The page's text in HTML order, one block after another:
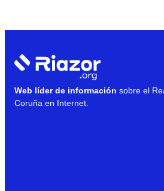
Web líder de información sobre el
Coruña en Internet.